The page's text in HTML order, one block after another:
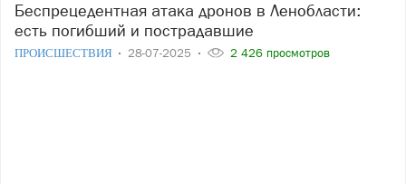
Беспрецедентная атака дронов в Ленобласти:
есть погибший и пострадавшие
ПРОИСШЕСТВИЯ 28-07-2025 2 426 просмотров